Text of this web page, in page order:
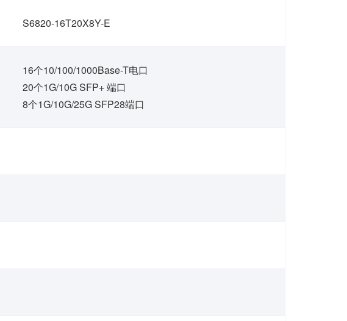
S6820-16T20X8Y-E
16个10/100/1000Base-T电口
20个1G/10G SFP+ 端口
8个1G/10G/25G SFP28端口